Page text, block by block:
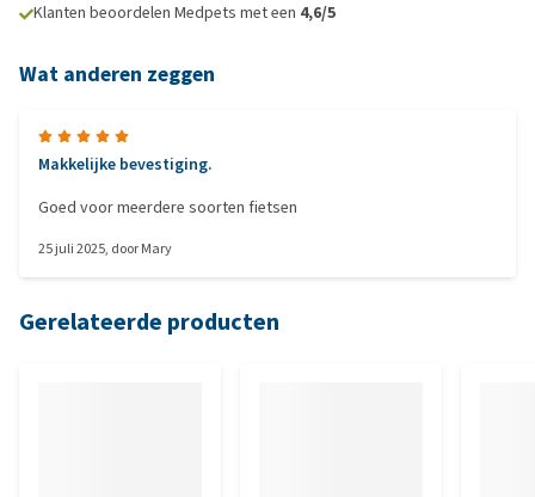
Klanten beoordelen Medpets met een 4,6/5
Wat anderen zeggen
Makkelijke bevestiging.
Goed voor meerdere soorten fietsen
25 juli 2025, doorMary
Gerelateerde producten